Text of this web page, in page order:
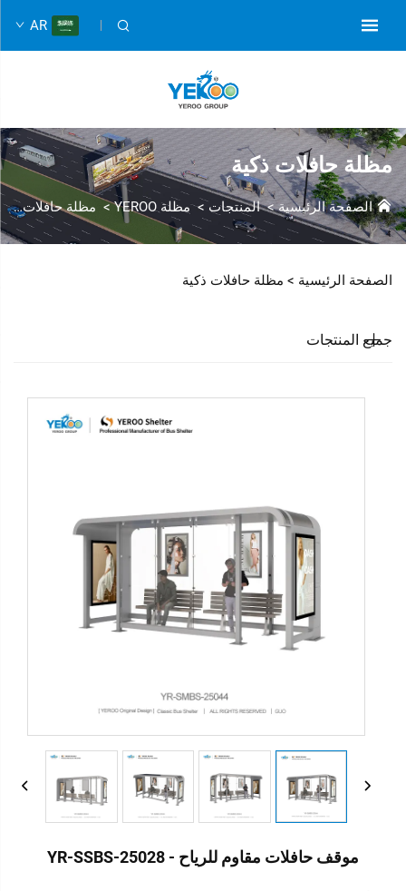
AR
مظلة حافلات ذكية
الصفحة الرئيسية>المنتجات>مظلة YEROO > مظلة حافلات ذكية
الصفحة الرئيسية > مظلة حافلات ذكية
جميع المنتجات
موقف حافلات مقاوم للرياح - YR-SSBS-25028